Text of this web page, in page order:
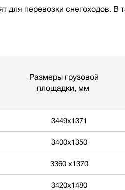
перевозки снегоходов. В
Размеры грузовой
площадки, мм
3449x1371
3400х1350
3360 x1370
3420х1480